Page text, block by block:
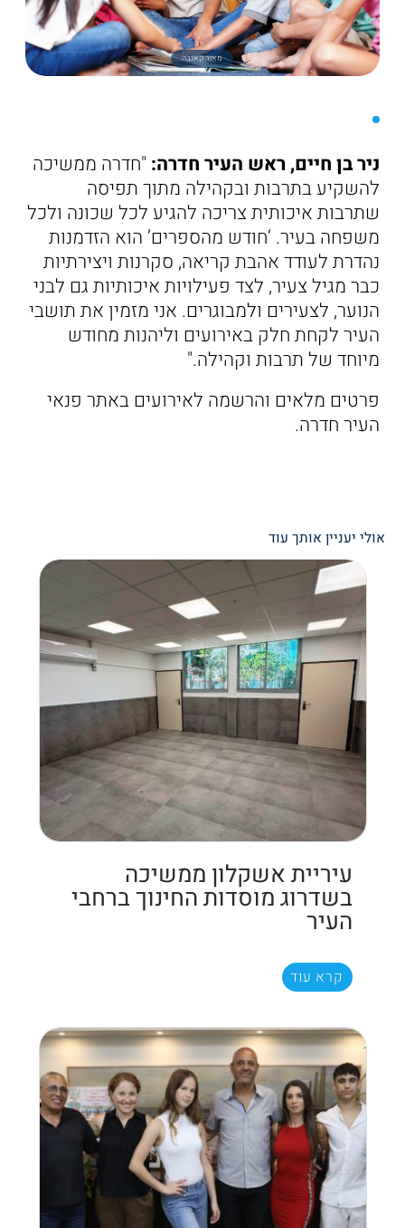
מאגר קאנבה
ניר בן חיים, ראש העיר חדרה: "חדרה ממשיכה
להשקיע בתרבות ובקהילה מתוך תפיסה
שתרבות איכותית צריכה להגיע לכל שכונה ולכל
משפחה בעיר. ‘חודש מהספרים’ הוא הזדמנות
נהדרת לעודד אהבת קריאה, סקרנות ויצירתיות
כבר מגיל צעיר, לצד פעילויות איכותיות גם לבני
הנוער, לצעירים ולמבוגרים. אני מזמין את תושבי
העיר לקחת חלק באירועים וליהנות מחודש
מיוחד של תרבות וקהילה."
פרטים מלאים והרשמה לאירועים באתר פנאי
העיר חדרה.
אולי יעניין אותך עוד
עיריית אשקלון ממשיכה
בשדרוג מוסדות החינוך ברחבי
העיר
קרא עוד